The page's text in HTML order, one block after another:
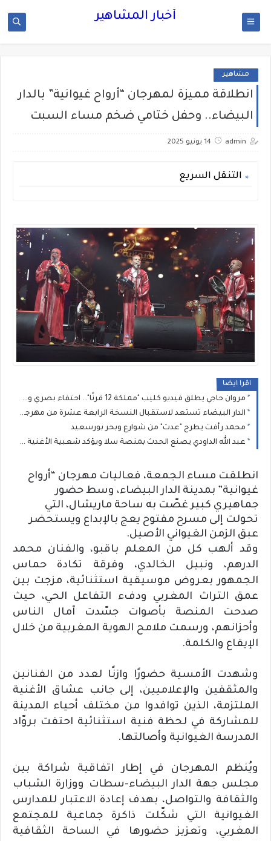
أخبار المشاهير
مشاهير
انطلاقة مميزة لمهرجان “أرواح غيوانية” بالدار
البيضاء.. وحفل ختامي ضخم مساء السبت
admin 14 يونيو 2025
التنقل السريع
اقرا ايضا
مروان حاجي يطلق فيديو كليب "مملكة 12 قرنًا".. احتفاء بصري وموسيقى بتراث المغرب العريق
الدار البيضاء تستعد لاستقبال النسخة الرابعة عشرة من مهرجان نجوم كناوة
محمد رأفت يطرح "عدت" من شوارع وبحر بورسعيد
عبد الله الداودي يصنع الحدث بمنصة سلا ويؤكد شعبية الأغنية المغربية في الدورة الـ21 لمهرجان موازين
انطلقت مساء الجمعة، فعاليات مهرجان “أرواح
غيوانية” بمدينة الدار البيضاء، وسط حضور
جماهيري كبير غصّت به ساحة ماريشال، التي
تحولت إلى مسرح مفتوح يعج بالإبداع ويستحضر
عبق الزمن الغيواني الأصيل.
وقد ألهب كل من المعلم باقبو، والفنان محمد
الدرهم، ونبيل الخالدي، وفرقة تكادة حماس
الجمهور بعروض موسيقية استثنائية، مزجت بين
عمق التراث المغربي ودفء التفاعل الحي، حيث
صدحت المنصة بأصوات جسّدت آمال الناس
وأحزانهم، ورسمت ملامح الهوية المغربية من خلال
الإيقاع والكلمة.
وشهدت الأمسية حضورًا وازنًا لعدد من الفنانين
والمثقفين والإعلاميين، إلى جانب عشاق الأغنية
الملتزمة، الذين توافدوا من مختلف أحياء المدينة
للمشاركة في لحظة فنية استثنائية احتفت بروّاد
المدرسة الغيوانية وأصالتها.
ويُنظم المهرجان في إطار اتفاقية شراكة بين
مجلس جهة الدار البيضاء-سطات ووزارة الشباب
والثقافة والتواصل، بهدف إعادة الاعتبار للمدارس
الغيوانية التي شكّلت ذاكرة جماعية للمجتمع
المغربي، وتعزيز حضورها في الساحة الثقافية